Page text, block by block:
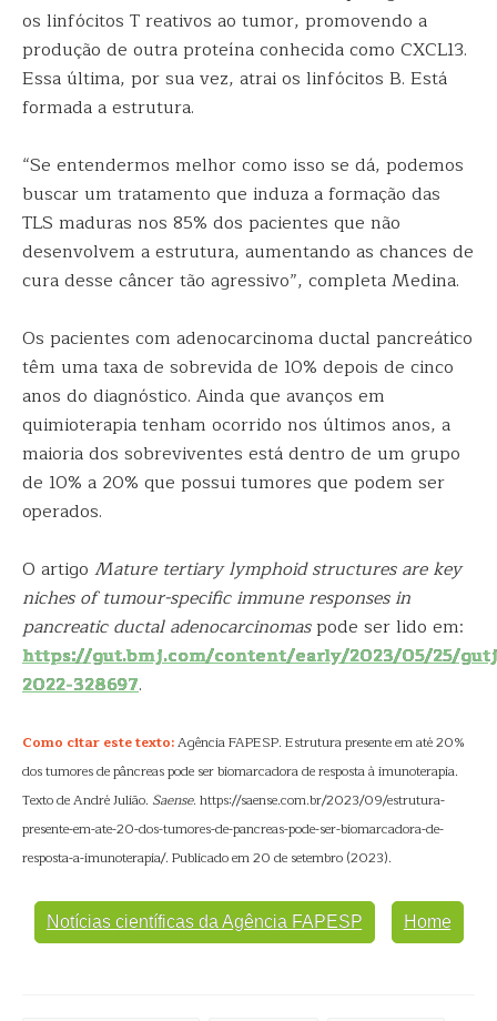
os linfócitos T reativos ao tumor, promovendo a
produção de outra proteína conhecida como CXCL13.
Essa última, por sua vez, atrai os linfócitos B. Está
formada a estrutura.
“Se entendermos melhor como isso se dá, podemos
buscar um tratamento que induza a formação das
TLS maduras nos 85% dos pacientes que não
desenvolvem a estrutura, aumentando as chances de
cura desse câncer tão agressivo”, completa Medina.
Os pacientes com adenocarcinoma ductal pancreático
têm uma taxa de sobrevida de 10% depois de cinco
anos do diagnóstico. Ainda que avanços em
quimioterapia tenham ocorrido nos últimos anos, a
maioria dos sobreviventes está dentro de um grupo
de 10% a 20% que possui tumores que podem ser
operados.
O artigo Mature tertiary lymphoid structures are key
niches of tumour-specific immune responses in
pancreatic ductal adenocarcinomaspode ser lido em:
https://gut.bmj.com/content/early/2023/05/25/
2022-328697.
Como citar este texto:Agência FAPESP. Estrutura presente em até 20%
dos tumores de pâncreas pode ser biomarcadora de resposta à imunoterapia.
Texto de André Julião. Saense. https://saense.com.br/2023/09/estrutura-
presente-em-ate-20-dos-tumores-de-pancreas-pode-ser-biomarcadora-de-
resposta-a-imunoterapia/. Publicado em 20 de setembro (2023).
Notícias científicas da Agência FAPESP Home